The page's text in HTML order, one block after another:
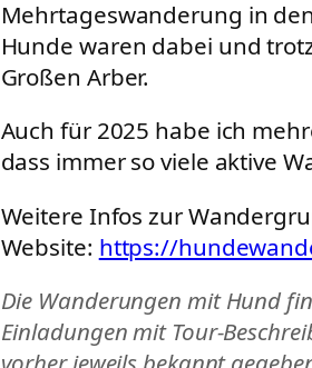
Mehrtageswanderung in
Hunde waren dabei und
Großen Arber.
Auch für 2025 habe ich
dass immer so viele aktive
Weitere Infos zur
Website: https://
Die Wanderungen mit Hund
Einladungen mit Tour-